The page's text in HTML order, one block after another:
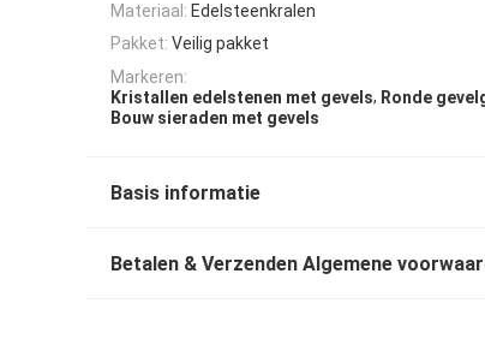
Materiaal: Edelsteenkralen
Pakket: Veilig pakket
Markeren:
Kristallen edelstenen met gevels, Ronde
Bouw sieraden met gevels
Basis informatie
Betalen & Verzenden Algemene